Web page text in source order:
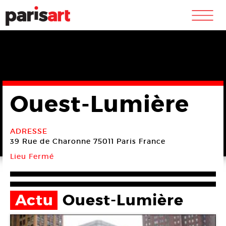
m
Ouest-Lumière
ADRESSE
39 Rue de Charonne 75011 Paris France
Lieu Fermé
Actu Ouest-Lumière